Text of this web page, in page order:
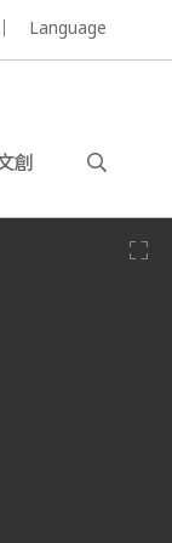
Language
創